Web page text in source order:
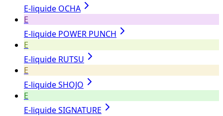
E-liquide OCHA
E
E-liquide POWER PUNCH
E
E-liquide RUTSU
E
E-liquide SHOJO
E
E-liquide SIGNATURE